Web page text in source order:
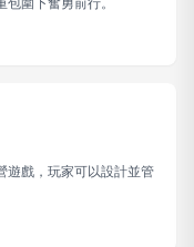
遊戲，玩家可以設計並管